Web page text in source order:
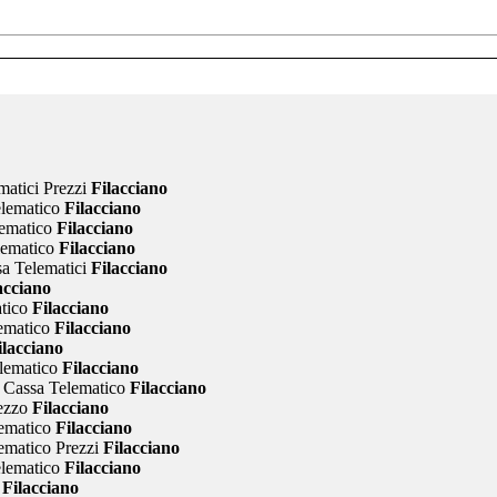
Prezzi Filacciano
Filacciano
Filacciano
Filacciano
Telematici Filacciano
Filacciano
Filacciano
Filacciano
Telematico Filacciano
Filacciano
Filacciano
Prezzi Filacciano
Filacciano